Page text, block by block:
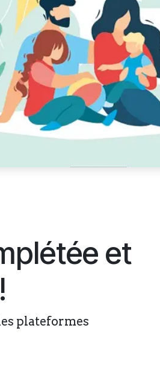
et
plateformes